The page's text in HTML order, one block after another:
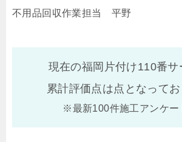
不用品回収作業担当 平野
現在の福岡片付け110番サ
累計評価点は点となってお
※最新100件施工アンケー